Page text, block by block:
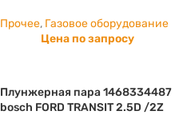
Прочее, Газовое оборудование
Цена по запросу
Плунжерная пара 1468334487
bosch FORD TRANSIT 2.5D /2Z